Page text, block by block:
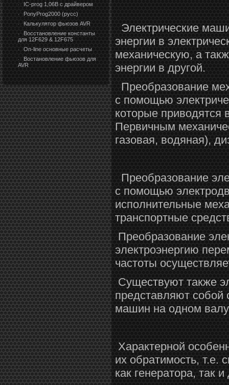
· IC-prog 1,06В с драйвером
· PonyProg2000 (русс)
· Калькулятор фьюзов AVR
·
Восстановление константы
для 12F629 & 12F675
· On-line основные расчеты
·
Востановление фьюзов для
AVR
Электрические
энергии в
механическую, а
энергии в другой.
Преобразование
с помощью
которые приводятся
Первичным
газовая, водяная),
Преобразование
с помощью
исполнительные
транспортные
Преобразование
электроэнергию
частоты
Существуют также
представляют собой
машин на одном
Характерной
их обратимость, т.е.
как генератора, так и